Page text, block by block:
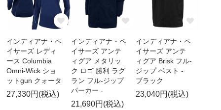
インディアナ・ペ
イサーズ レディ
ース Columbia
Omni-Wick ショ
ットgun クォータ
27,330円(税込)
インディアナ・ペ
イサーズ アンテ
ィグア メタリッ
ク ロゴ 勝利 ラグ
ラン フル-ジップ
パーカー -
21,690円(税込)
インディアナ・ペ
イサーズ アンテ
ィグア Brisk フル-
ジップ ベスト -
ブラック
23,040円(税込)